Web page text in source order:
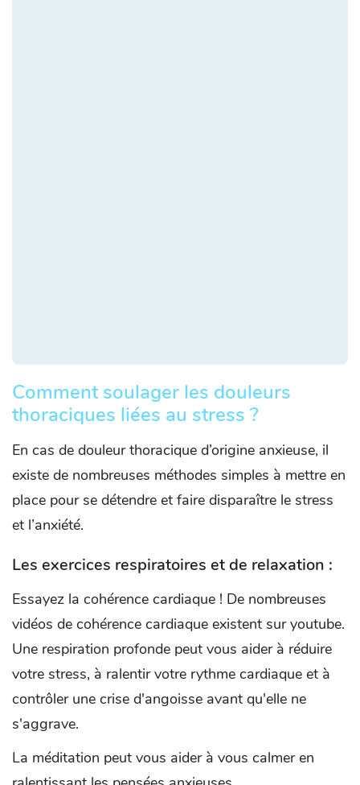
Comment soulager les douleurs
thoraciques liées au stress ?
En cas de douleur thoracique d’origine anxieuse, il
existe de nombreuses méthodes simples à mettre en
place pour se détendre et faire disparaître le stress
et l’anxiété.
Les exercices respiratoires et de relaxation :
Essayez la cohérence cardiaque ! De nombreuses
vidéos de cohérence cardiaque existent sur youtube.
Une respiration profonde peut vous aider à réduire
votre stress, à ralentir votre rythme cardiaque et à
contrôler une crise d'angoisse avant qu'elle ne
s'aggrave.
La méditation peut vous aider à vous calmer en